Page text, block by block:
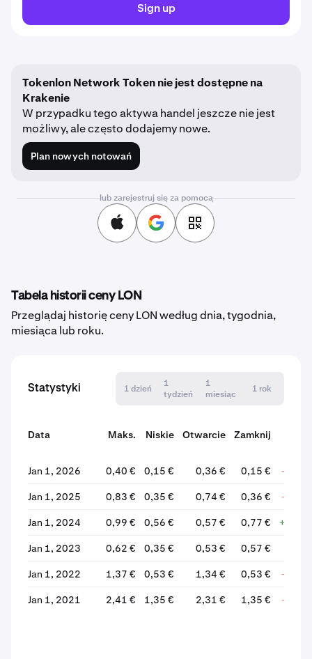
Sign up
Tokenlon Network Token nie jest dostępne na
Krakenie
W przypadku tego aktywa handel jeszcze nie jest
możliwy, ale często dodajemy nowe.
Plan nowych notowań
lub zarejestruj się za pomocą
Tabela historii ceny LON
Przeglądaj historię ceny LON według dnia, tygodnia,
miesiąca lub roku.
Statystyki 1 dzień
1
tydzień
1
miesiąc
1 rok
Data Maks. Niskie Otwarcie Zamknij
Jan 1, 2026 0,40 € 0,15 € 0,36 € 0,15 € -
Jan 1, 2025 0,83 € 0,35 € 0,74 € 0,36 € -
Jan 1, 2024 0,99 € 0,56 € 0,57 € 0,77 €
Jan 1, 2023 0,62 € 0,35 € 0,53 € 0,57 €
Jan 1, 2022 1,37 € 0,53 € 1,34 € 0,53 € -
Jan 1, 2021 2,41 € 1,35 € 2,31 € 1,35 € -